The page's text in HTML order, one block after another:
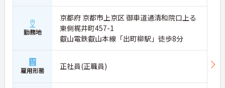
勤務地
京都府 京都市上京区 御車道通清和院口上る
東側梶井町457-1
叡山電鉄叡山本線「出町柳駅」徒歩8分
雇用形態 正社員(正職員)